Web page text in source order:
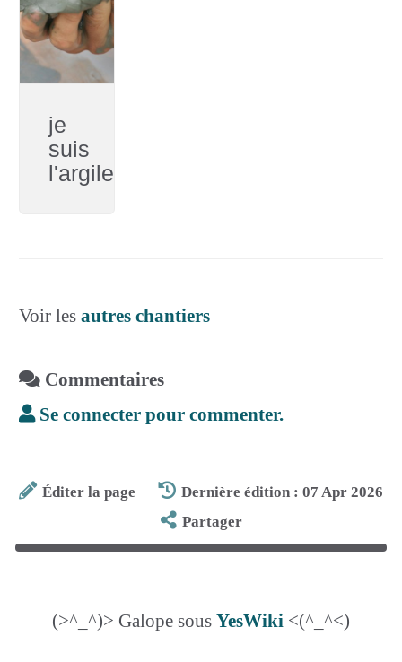
je
suis
l'argile
Voir les autres chantiers
Commentaires
Se connecter pour commenter.
Éditer la page
Dernière édition : 07 Apr 2026
Partager
(>^_^)> Galope sous YesWiki <(^_^<)